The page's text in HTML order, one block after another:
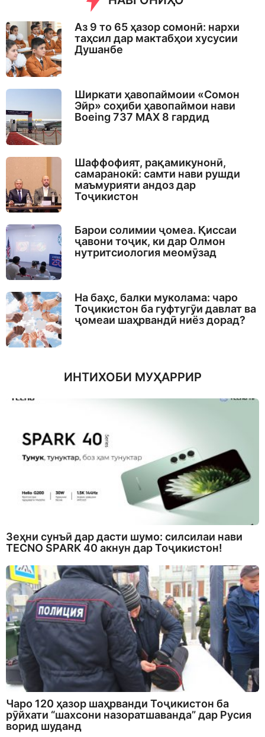
o
Аз 9 то 65 ҳазор сомонӣ: нархи
таҳсил дар мактабҳои хусусии
Душанбе
Ширкати ҳавопаймоии «Сомон
Эйр» соҳиби ҳавопаймои нави
Boeing 737 MAX 8 гардид
Шаффофият, рақамикунонӣ,
самаранокӣ: самти нави рушди
маъмурияти андоз дар
Тоҷикистон
Барои солимии ҷомеа. Қиссаи
ҷавони тоҷик, ки дар Олмон
нутритсиология меомӯзад
На баҳс, балки муколама: чаро
Тоҷикистон ба гуфтугӯи давлат ва
ҷомеаи шаҳрвандӣ ниёз дорад?
ИНТИХОБИ МУҲАРРИР
Зеҳни сунъӣ дар дасти шумо: силсилаи нави
TECNO SPARK 40 акнун дар Тоҷикистон!
Чаро 120 ҳазор шаҳрванди Тоҷикистон ба
рӯйхати “шахсони назоратшаванда” дар Русия
ворид шуданд